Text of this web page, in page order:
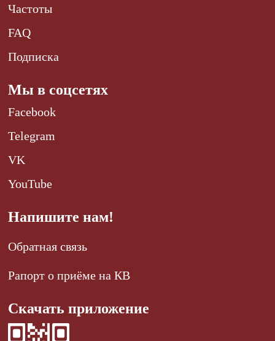
Частоты
FAQ
Подписка
Мы в соцсетях
Facebook
Telegram
VK
YouTube
Напишите нам!
Обратная связь
Рапорт о приёме на КВ
Скачать приложение